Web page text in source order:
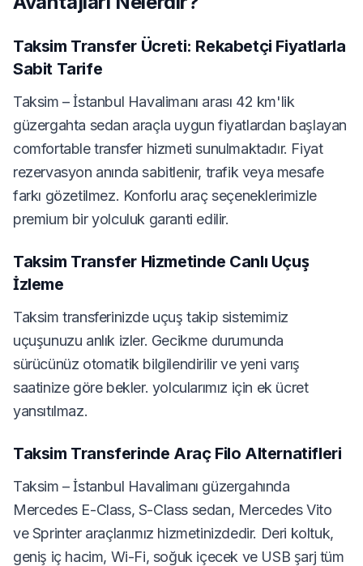
Taksim Transfer Ücreti: Rekabetçi Fiyatlarla
Sabit Tarife
Taksim – İstanbul Havalimanı arası 42 km'lik
güzergahta sedan araçla uygun fiyatlardan başlayan
comfortable transfer hizmeti sunulmaktadır. Fiyat
rezervasyon anında sabitlenir, trafik veya mesafe
farkı gözetilmez. Konforlu araç seçeneklerimizle
premium bir yolculuk garanti edilir.
Taksim Transfer Hizmetinde Canlı Uçuş
İzleme
Taksim transferinizde uçuş takip sistemimiz
uçuşunuzu anlık izler. Gecikme durumunda
sürücünüz otomatik bilgilendirilir ve yeni varış
saatinize göre bekler. yolcularımız için ek ücret
yansıtılmaz.
Taksim Transferinde Araç Filo Alternatifleri
Taksim – İstanbul Havalimanı güzergahında
Mercedes E-Class, S-Class sedan, Mercedes Vito
ve Sprinter araçlarımız hizmetinizdedir. Deri koltuk,
geniş iç hacim, Wi-Fi, soğuk içecek ve USB şarj tüm